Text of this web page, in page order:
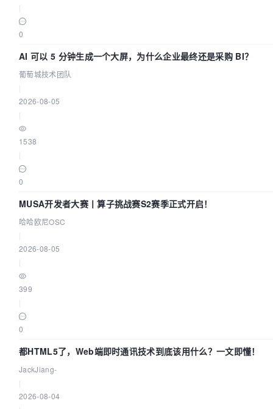
0
AI 可以 5 分钟生成一个大屏，为什么企业最终还是采购 BI？
葡萄城技术团队
2026-08-05
1538
0
MUSA开发者大赛丨算子挑战赛S2赛季正式开启！
哈哈欧尼OSC
2026-08-05
399
0
都HTML5了，Web端即时通讯技术到底该用什么？一文即懂！
JackJiang-
2026-08-04